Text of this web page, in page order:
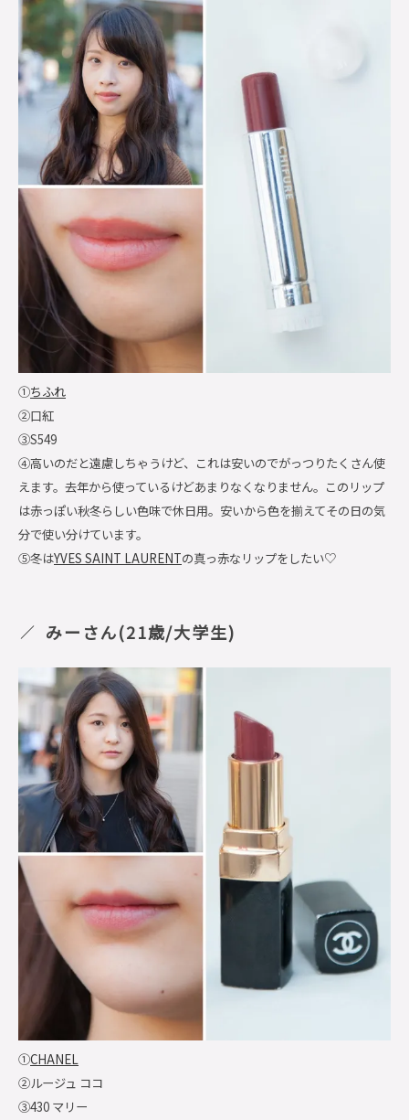
①ちふれ
②口紅
③S549
④高いのだと遠慮しちゃうけど、これは安いのでがっつりたくさん使
えます。去年から使っているけどあまりなくなりません。このリップ
は赤っぽい秋冬らしい色味で休日用。安いから色を揃えてその日の気
分で使い分けています。
⑤冬はYVES SAINT LAURENTの真っ赤なリップをしたい♡
みーさん(21歳/大学生)
①CHANEL
②ルージュ ココ
③430 マリー